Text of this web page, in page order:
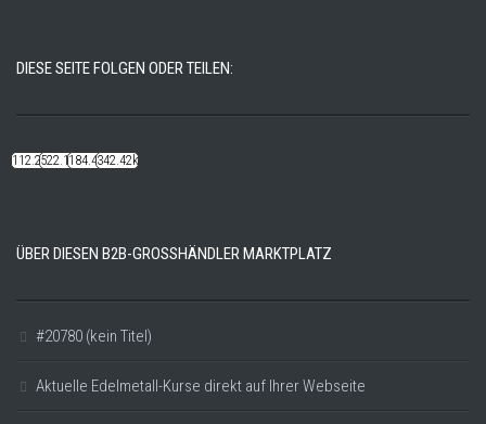
DIESE SEITE FOLGEN ODER TEILEN:
112.22k522.14k184.48k342.42k
ÜBER DIESEN B2B-GROSSHÄNDLER MARKTPLATZ
#20780 (kein Titel)
Aktuelle Edelmetall-Kurse direkt auf Ihrer Webseite